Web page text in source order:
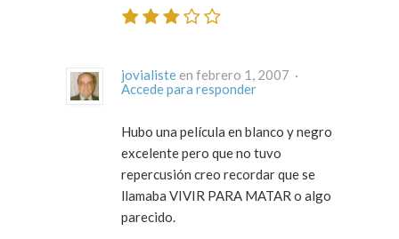
jovialiste
en febrero 1, 2007 ·
Accede para responder
Hubo una película en blanco y negro
excelente pero que no tuvo
repercusión creo recordar que se
llamaba VIVIR PARA MATAR o algo
parecido.